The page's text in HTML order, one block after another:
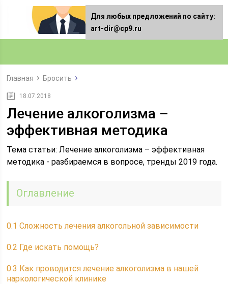
Главная Бросить
18.07.2018
Лечение алкоголизма –
эффективная методика
Тема статьи: Лечение алкоголизма – эффективная
методика - разбираемся в вопросе, тренды 2019 года.
Оглавление
0.1 Сложность лечения алкогольной зависимости
0.2 Где искать помощь?
0.3 Как проводится лечение алкоголизма в нашей
наркологической клинике
Для любых предложений по сайту:
art-dir@cp9.ru